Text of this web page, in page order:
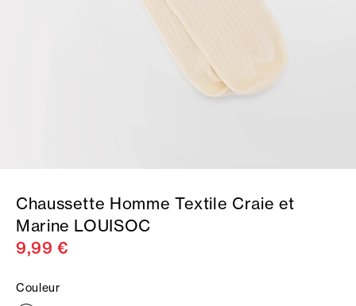
Chaussette Homme Textile Craie et
Marine LOUISOC
9,99 €
Couleur